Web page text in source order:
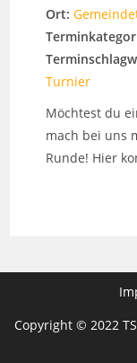
Ort:
Turnier
Möchtest du
mach bei uns
Runde! Hier
Copyright © 2022